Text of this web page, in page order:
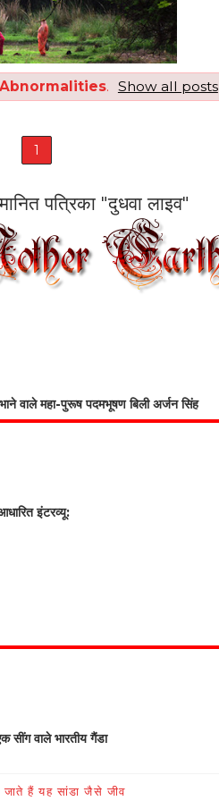
Abnormalities. Show all posts
1
पत्रिका "दुधवा लाइव"
वाले महा-पुरूष पदमभूषण बिली अर्जन सिंह
इंटरव्यू:
सींग वाले भारतीय गैंडा
हैं यह सांडा जैसे जीव